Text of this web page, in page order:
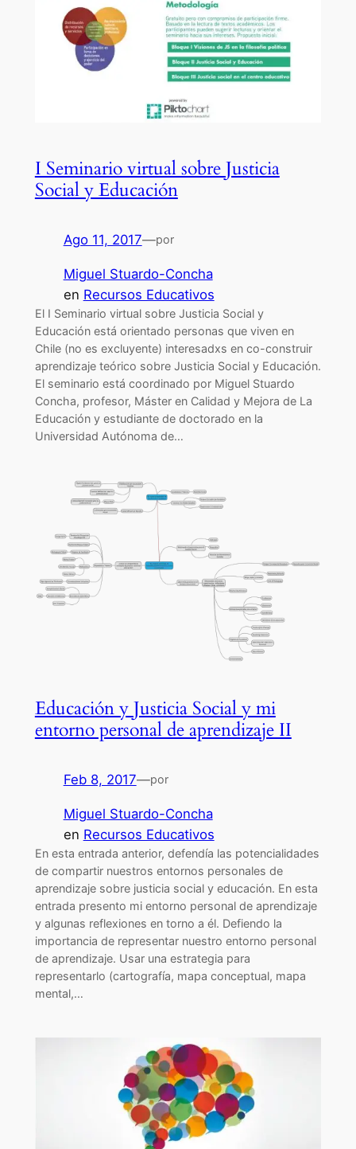
I Seminario virtual sobre Justicia
Social y Educación
Ago 11, 2017—por
Miguel Stuardo-Concha
en Recursos Educativos
El I Seminario virtual sobre Justicia Social y
Educación está orientado personas que viven en
Chile (no es excluyente) interesadxs en co-construir
aprendizaje teórico sobre Justicia Social y Educación.
El seminario está coordinado por Miguel Stuardo
Concha, profesor, Máster en Calidad y Mejora de La
Educación y estudiante de doctorado en la
Universidad Autónoma de…
Educación y Justicia Social y mi
entorno personal de aprendizaje II
Feb 8, 2017—por
Miguel Stuardo-Concha
en Recursos Educativos
En esta entrada anterior, defendía las potencialidades
de compartir nuestros entornos personales de
aprendizaje sobre justicia social y educación. En esta
entrada presento mi entorno personal de aprendizaje
y algunas reflexiones en torno a él. Defiendo la
importancia de representar nuestro entorno personal
de aprendizaje. Usar una estrategia para
representarlo (cartografía, mapa conceptual, mapa
mental,…